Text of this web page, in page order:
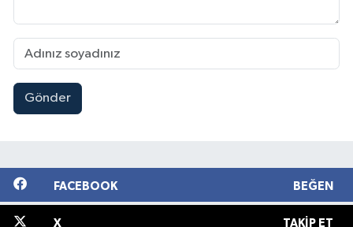
Gönder
FACEBOOK BEĞEN
X TAKIP ET